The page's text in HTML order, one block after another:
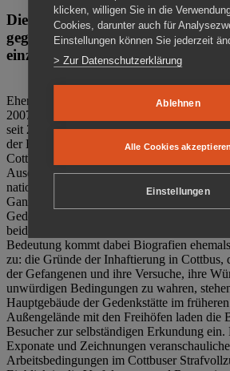
Die Gedenkstätte Zuchthaus
gegen das Vergessen.
einzigartig.
Ehemalige politische Häftlinge der DDR
2007 den Verein Menschenrechtszentrum
seit 2011 Eigentümer des ehemaligen
der Bautzener Straße und Träger der
Cottbus ist. Im Zentrum der Arbeit der
Auseinandersetzung mit politischem
nationalsozialistischen Terrorherrschaft und
Ganzjährig zeigen mehrere Dauer- und
Gedenkstätte Zuchthaus Cottbus Beispiele
beiden deutschen Diktaturen des 20.
Bedeutung kommt dabei Biografien
zu: die Gründe der Inhaftierung in Cottbus,
der Gefangenen und ihre Versuche, ihre
unwürdigen Bedingungen zu wahren,
Hauptgebäude der Gedenkstätte im
Außengelände mit den Freihöfen laden die
Besucher zur selbständigen Erkundung ein.
Exponate und Zeichnungen
Arbeitsbedingungen im Cottbuser
klicken, willigen Sie in die
Cookies, darunter auch für
Einstellungen können Sie jederzeit
> Zur Datenschutzerklärung
Ablehnen
Alle Cookies akzeptieren
Einstellungen